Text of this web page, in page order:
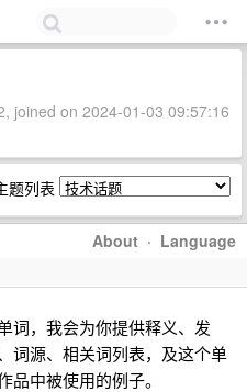
joined on 2024-01-03 09:57:16
题列表
About · Language
词，我会为你提供释义、发
词源、相关词列表，及这个单
品中被使用的例子。